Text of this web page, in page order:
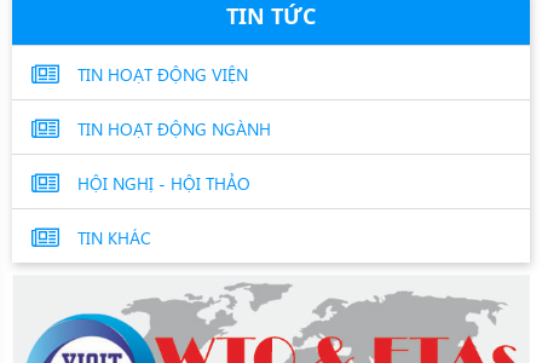
TIN TỨC
TIN HOẠT ĐỘNG VIỆN
TIN HOẠT ĐỘNG NGÀNH
HỘI NGHỊ - HỘI THẢO
TIN KHÁC